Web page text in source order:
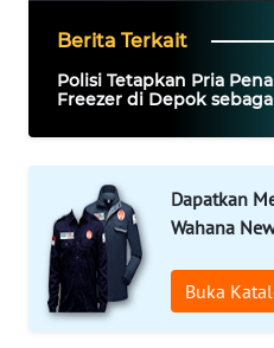
Berita Terkait
Polisi Tetapkan Pria
Freezer di Depok
Dapatkan
Wahana
Buka
WAHANA
INFRASTRUKTUR
WAHANA
TANI